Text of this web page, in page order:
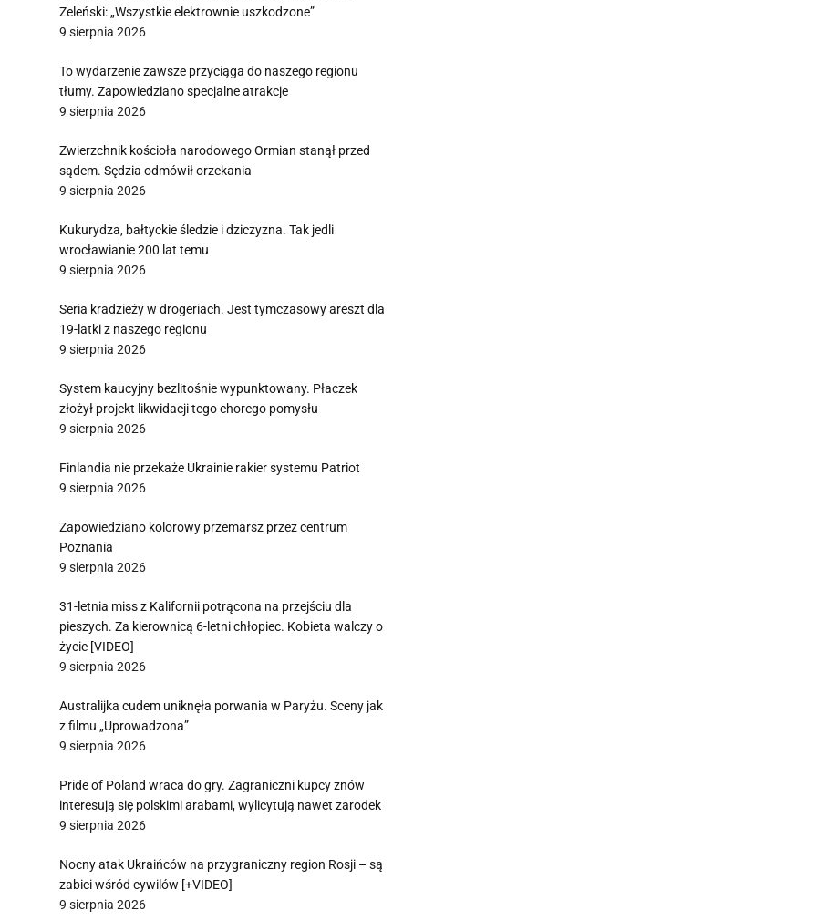
Zeleński: „Wszystkie elektrownie uszkodzone”
9 sierpnia 2026
To wydarzenie zawsze przyciąga do naszego regionu
tłumy. Zapowiedziano specjalne atrakcje
9 sierpnia 2026
Zwierzchnik kościoła narodowego Ormian stanął przed
sądem. Sędzia odmówił orzekania
9 sierpnia 2026
Kukurydza, bałtyckie śledzie i dziczyzna. Tak jedli
wrocławianie 200 lat temu
9 sierpnia 2026
Seria kradzieży w drogeriach. Jest tymczasowy areszt dla
19-latki z naszego regionu
9 sierpnia 2026
System kaucyjny bezlitośnie wypunktowany. Płaczek
złożył projekt likwidacji tego chorego pomysłu
9 sierpnia 2026
Finlandia nie przekaże Ukrainie rakier systemu Patriot
9 sierpnia 2026
Zapowiedziano kolorowy przemarsz przez centrum
Poznania
9 sierpnia 2026
31-letnia miss z Kalifornii potrącona na przejściu dla
pieszych. Za kierownicą 6-letni chłopiec. Kobieta walczy o
życie [VIDEO]
9 sierpnia 2026
Australijka cudem uniknęła porwania w Paryżu. Sceny jak
z filmu „Uprowadzona”
9 sierpnia 2026
Pride of Poland wraca do gry. Zagraniczni kupcy znów
interesują się polskimi arabami, wylicytują nawet zarodek
9 sierpnia 2026
Nocny atak Ukraińców na przygraniczny region Rosji – są
zabici wśród cywilów [+VIDEO]
9 sierpnia 2026